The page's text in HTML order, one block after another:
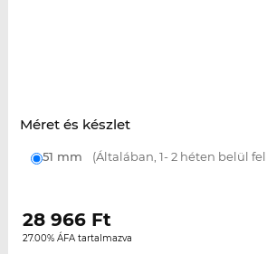
Méret és készlet
51 mm (Általában, 1- 2 héten belül
28 966Ft
27.00% ÁFA tartalmazva